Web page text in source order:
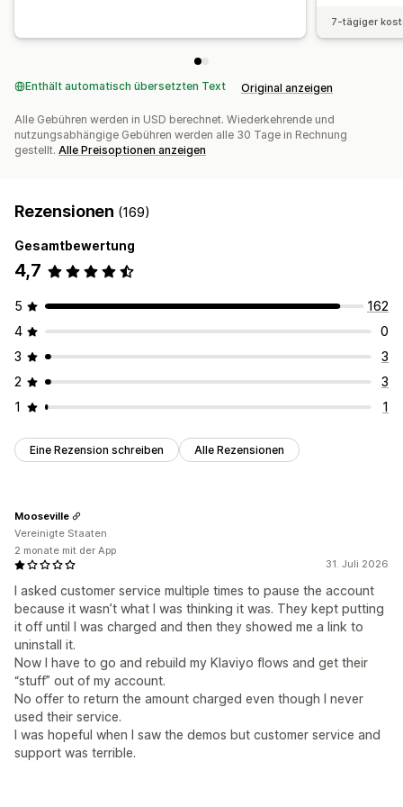
SMS-Erfassungsliste Trigger und Regeln
Targeting
Segmentierung Tagging Tracking
Berichterstattung
APIs und Webhooks
7-tägiger
Enthält automatisch übersetzten Text Original anzeigen
Alle Gebühren werden in USD berechnet. Wiederkehrende und
nutzungsabhängige Gebühren werden alle 30 Tage in Rechnung
gestellt. Alle Preisoptionen anzeigen
Rezensionen (169)
Gesamtbewertung
4,7
5
162
4
0
3
3
2
3
1
1
Eine Rezension schreiben Alle Rezensionen
31. Juli 2026
I asked customer service multiple times to pause the account
because it wasn’t what I was thinking it was. They kept putting
it off until I was charged and then they showed me a link to
uninstall it.
Now I have to go and rebuild my Klaviyo flows and get their
“stuff” out of my account.
No offer to return the amount charged even though I never
used their service.
I was hopeful when I saw the demos but customer service and
support was terrible.
Mooseville
Vereinigte Staaten
2 monate mit der App